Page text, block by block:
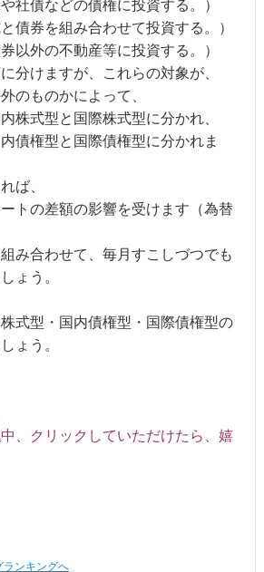
社債などの債権に投資する。）
債券を組み合わせて投資する。）
以外の不動産等に投資する。）
分けますが、これらの対象が、
のものかによって、
株式型と国際株式型に分かれ、
債権型と国際債権型に分かれま
ば、
トの差額の影響を受けます（為替
み合わせて、毎月すこしづつでも
ょう。
式型・国内債権型・国際債権型の
ょう。
、クリックしていただけたら、嬉
ランキングへ